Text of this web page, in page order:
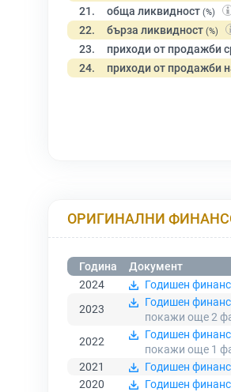
21. обща ликвидност (%)
22. бърза ликвидност (%)
23. приходи от продажби
24. приходи от продажби
ОРИГИНАЛНИ
Година
Документ
2024
Годишен
2023
Годишен
покажи още 2
2022
Годишен
покажи още 1
2021
Годишен
2020
Годишен